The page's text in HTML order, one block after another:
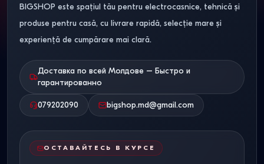
BIGSHOP este spațiul tău pentru electrocasnice, tehnică și
produse pentru casă, cu livrare rapidă, selecție mare și
experiență de cumpărare mai clară.
Доставка по всей Молдове – Быстро и
гарантированно
079202090 bigshop.md@gmail.com
ОСТАВАЙТЕСЬ В КУРСЕ